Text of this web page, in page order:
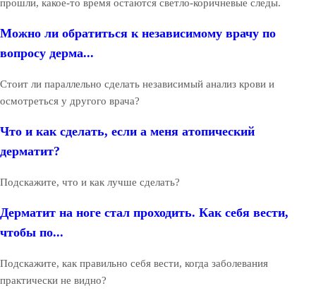
прошли, какое-то время остаются светло-коричневые следы.
Можно ли обратиться к независимому врачу по
вопросу дерма...
Стоит ли параллельно сделать независимый анализ крови и
осмотреться у другого врача?
Что и как сделать, если а меня атопический
дерматит?
Подскажите, что и как лучше сделать?
Дерматит на ноге стал проходить. Как себя вести,
чтобы по...
Подскажите, как правильно себя вести, когда заболевания
практически не видно?